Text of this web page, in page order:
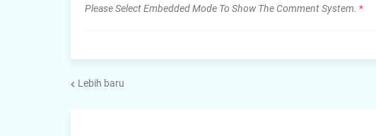
Please Select Embedded Mode To Show The Comment System. *
Lebih baru